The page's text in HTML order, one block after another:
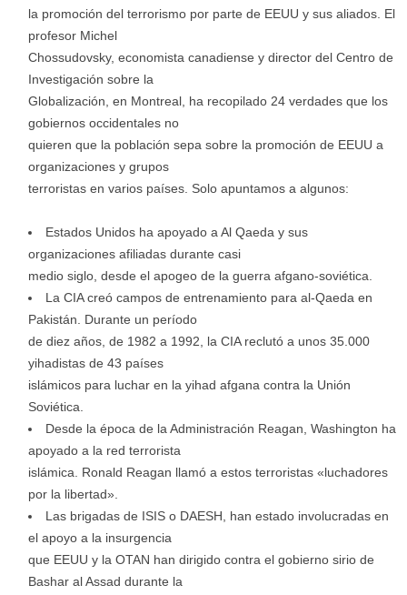
la promoción del terrorismo por parte de EEUU y sus aliados. El
profesor Michel
Chossudovsky, economista canadiense y director del Centro de
Investigación sobre la
Globalización, en Montreal, ha recopilado 24 verdades que los
gobiernos occidentales no
quieren que la población sepa sobre la promoción de EEUU a
organizaciones y grupos
terroristas en varios países. Solo apuntamos a algunos:
Estados Unidos ha apoyado a Al Qaeda y sus
organizaciones afiliadas durante casi
medio siglo, desde el apogeo de la guerra afgano-soviética.
La CIA creó campos de entrenamiento para al-Qaeda en
Pakistán. Durante un período
de diez años, de 1982 a 1992, la CIA reclutó a unos 35.000
yihadistas de 43 países
islámicos para luchar en la yihad afgana contra la Unión
Soviética.
Desde la época de la Administración Reagan, Washington ha
apoyado a la red terrorista
islámica. Ronald Reagan llamó a estos terroristas «luchadores
por la libertad».
Las brigadas de ISIS o DAESH, han estado involucradas en
el apoyo a la insurgencia
que EEUU y la OTAN han dirigido contra el gobierno sirio de
Bashar al Assad durante la